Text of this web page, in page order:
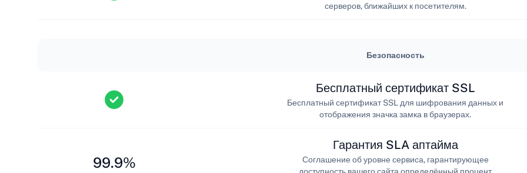
серверов, ближайших к посетителям.
Безопасность
Бесплатный сертификат SSL
Бесплатный сертификат SSL для шифрования данных и
отображения значка замка в браузерах.
99.9%
Гарантия SLA аптайма
Соглашение об уровне сервиса, гарантирующее
доступность вашего сайта определённый процент